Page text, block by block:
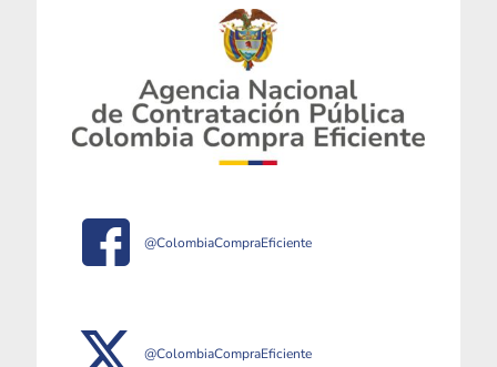
@ColombiaCompraEficiente
@ColombiaCompraEficiente